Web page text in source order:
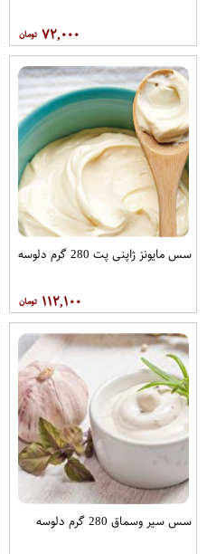
۷۲,۰۰۰
سس مایونز ژاپنی پت 280 گرم دلوسه
۱۱۲,۱۰۰
سس سیر وسماق 280 گرم دلوسه